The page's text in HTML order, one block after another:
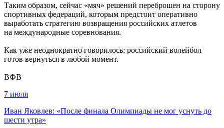
Таким образом, сейчас «мяч» решений переброшен на сторону
спортивных федераций, которым предстоит оперативно
выработать стратегию возвращения российских атлетов
на международные соревнования.
Как уже неоднократно говорилось: российский волейбол
готов вернуться в любой момент.
ВФВ
7 июля
Иван Яковлев: «После финала Олимпиады не мог уснуть до
шести утра»